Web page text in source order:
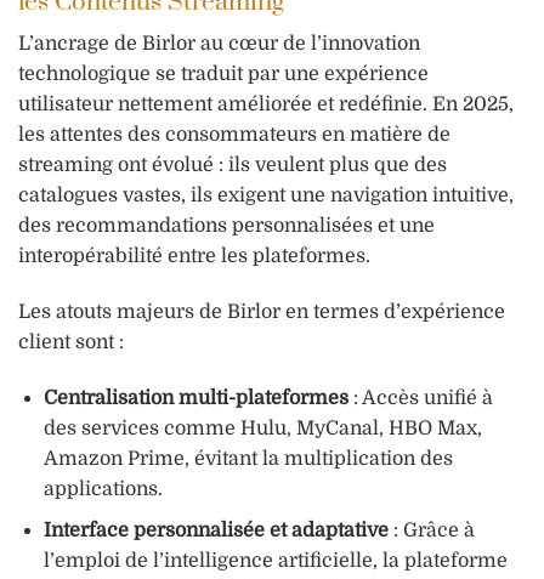
L’ancrage de Birlor au cœur de l’innovation
technologique se traduit par une expérience
utilisateur nettement améliorée et redéfinie. En 2025,
les attentes des consommateurs en matière de
streaming ont évolué : ils veulent plus que des
catalogues vastes, ils exigent une navigation intuitive,
des recommandations personnalisées et une
interopérabilité entre les plateformes.
Les atouts majeurs de Birlor en termes d’expérience
client sont :
Centralisation multi-plateformes: Accès unifié à
des services comme Hulu, MyCanal, HBO Max,
Amazon Prime, évitant la multiplication des
applications.
Interface personnalisée et adaptative: Grâce à
l’emploi de l’intelligence artificielle, la plateforme